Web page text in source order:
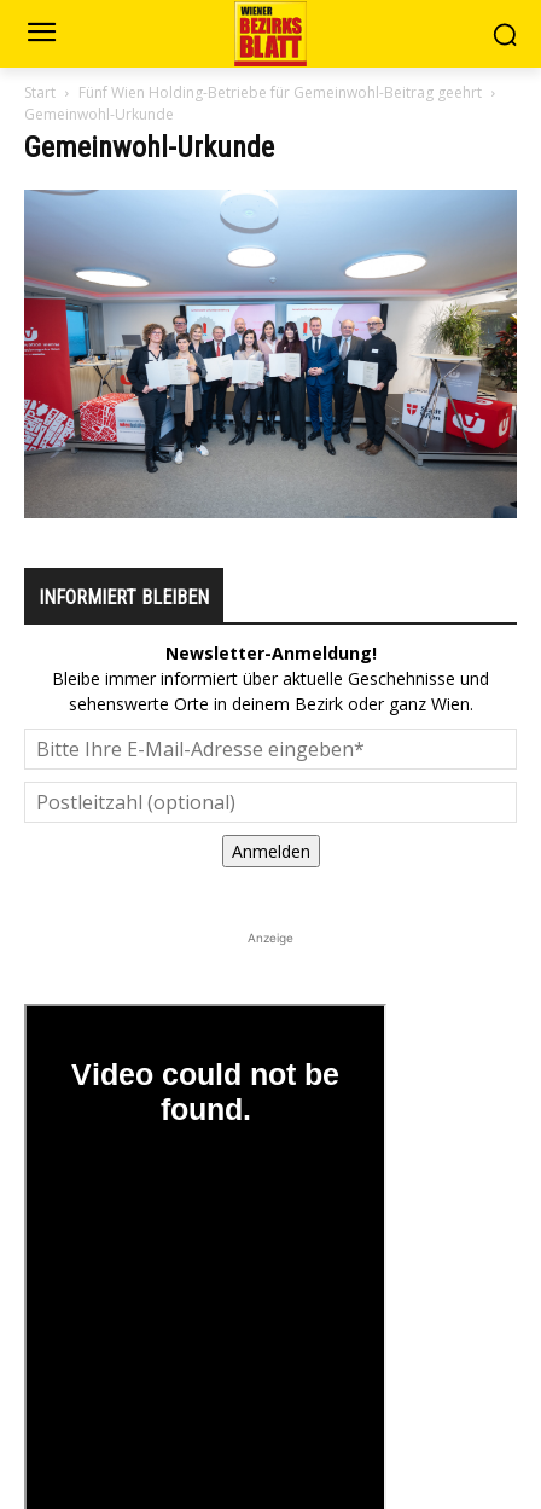
Start
Fünf Wien Holding-Betriebe für Gemeinwohl-Beitrag geehrt
Gemeinwohl-Urkunde
Gemeinwohl-Urkunde
INFORMIERT BLEIBEN
Newsletter-Anmeldung!
Bleibe immer informiert über aktuelle Geschehnisse und
sehenswerte Orte in deinem Bezirk oder ganz Wien.
Anmelden
Anzeige